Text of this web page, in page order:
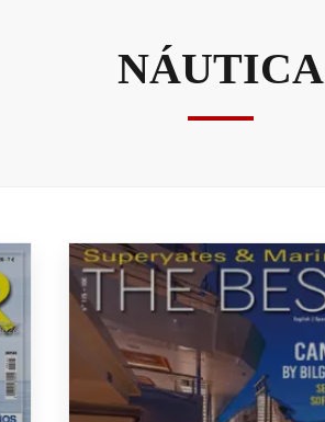
NÁUTICA